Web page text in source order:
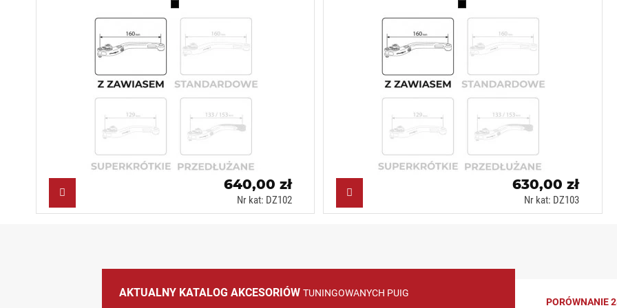
Czarny (N)
640,00 zł
Nr kat: DZ102
Czarny (N)
630,00 zł
Nr kat: DZ103
AKTUALNY KATALOG AKCESORIÓW TUNINGOWANYCH PUIG
PORÓWNANIE